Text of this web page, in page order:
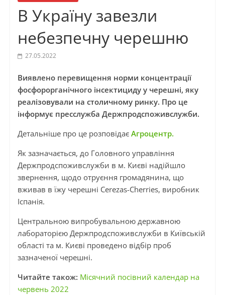
В Україну завезли
небезпечну черешню
27.05.2022
Виявлено перевищення норми концентрації
фосфорорганічного інсектициду у черешні, яку
реалізовували на столичному ринку. Про це
інформує пресслужба Держпродспоживслужби.
Детальніше про це розповідає Агроцентр.
Як зазначається, до Головного управління
Держпродспоживслужби в м. Києві надійшло
звернення, щодо отруєння громадянина, що
вживав в їжу черешні Cerezas-Cherries, виробник
Іспанія.
Центральною випробувальною державною
лабораторією Держпродспоживслужби в Київській
області та м. Києві проведено відбір проб
зазначеної черешні.
Читайте також: Місячний посівний календар на
червень 2022